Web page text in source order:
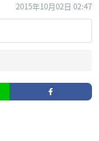
2015年10月02日 02:47